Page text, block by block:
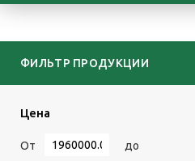
ФИЛЬТР ПРОДУКЦИИ
Цена
От до